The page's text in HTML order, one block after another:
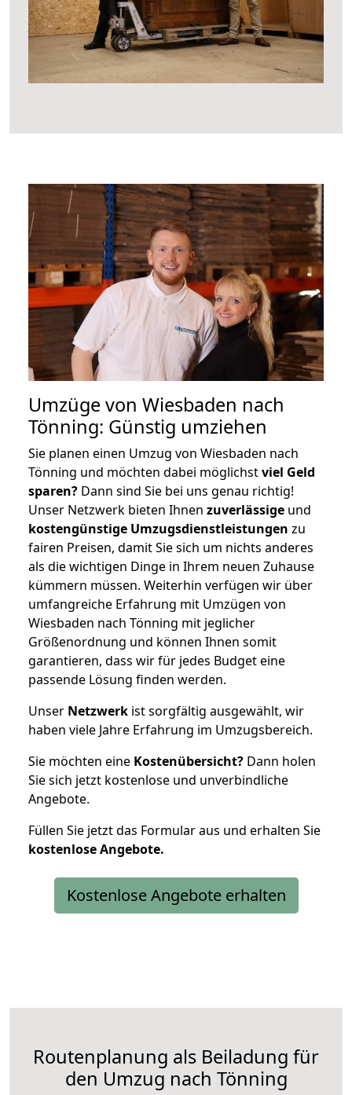
Umzüge von Wiesbaden nach
Tönning: Günstig umziehen
Sie planen einen Umzug von Wiesbaden nach
Tönning und möchten dabei möglichstviel Geld
sparen? Dann sind Sie bei uns genau richtig!
Unser Netzwerk bieten Ihnen zuverlässige und
kostengünstige Umzugsdienstleistungen zu
fairen Preisen, damit Sie sich um nichts anderes
als die wichtigen Dinge in Ihrem neuen Zuhause
kümmern müssen. Weiterhin verfügen wir über
umfangreiche Erfahrung mit Umzügen von
Wiesbaden nach Tönning mit jeglicher
Größenordnung und können Ihnen somit
garantieren, dass wir für jedes Budget eine
passende Lösung finden werden.
Unser Netzwerk ist sorgfältig ausgewählt, wir
haben viele Jahre Erfahrung im Umzugsbereich.
Sie möchten eine Kostenübersicht? Dann holen
Sie sich jetzt kostenlose und unverbindliche
Angebote.
Füllen Sie jetzt das Formular aus und erhalten Sie
kostenloseAngebote.
Kostenlose Angebote erhalten
Routenplanung als Beiladung für
den Umzug nach Tönning